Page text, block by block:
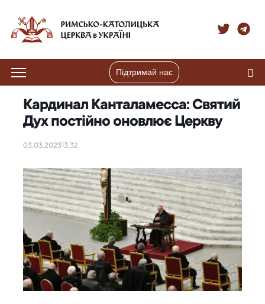
Підтримай нас
Кардинал Канталамесса: Святий
Дух постійно оновлює Церкву
03.03.202313:32